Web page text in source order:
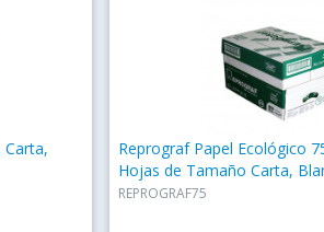
Carta,
Reprograf Papel Ecológico
Hojas de Tamaño Carta,
REPROGRAF75